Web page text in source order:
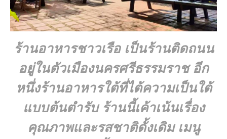
ร้านอาหารชาวเรือเป็นร้านติดถนน
อยู่ในตัวเมืองนครศรีธรรมราช อีก
หนึ่งร้านอาหารใต้ที่ไต้ความเป็นใต้
แบบต้นตำรับ ร้านนี้เค้าเน้นเรื่อง
คุณภาพและรสชาติดั้งเดิม เมนู